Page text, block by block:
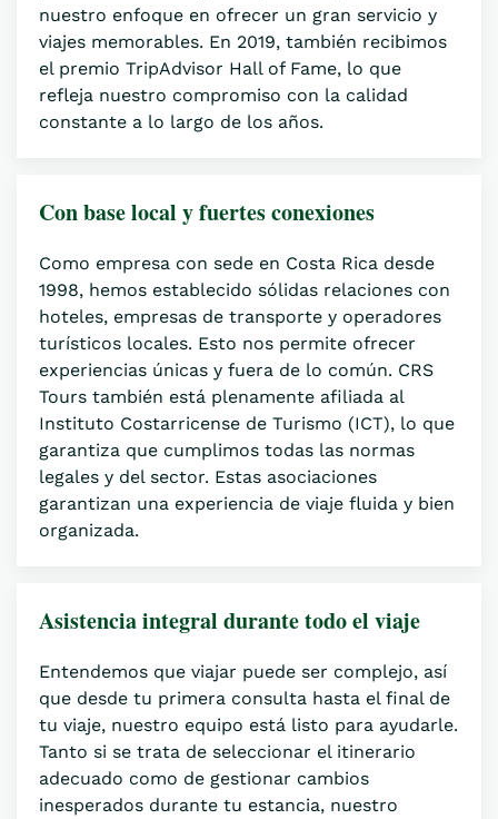
nuestro enfoque en ofrecer un gran servicio y
viajes memorables. En 2019, también recibimos
el premio TripAdvisor Hall of Fame, lo que
refleja nuestro compromiso con la calidad
constante a lo largo de los años.
Con base local y fuertes conexiones
Como empresa con sede en Costa Rica desde
1998, hemos establecido sólidas relaciones con
hoteles, empresas de transporte y operadores
turísticos locales. Esto nos permite ofrecer
experiencias únicas y fuera de lo común. CRS
Tours también está plenamente afiliada al
Instituto Costarricense de Turismo (ICT), lo que
garantiza que cumplimos todas las normas
legales y del sector. Estas asociaciones
garantizan una experiencia de viaje fluida y bien
organizada.
Asistencia integral durante todo el viaje
Entendemos que viajar puede ser complejo, así
que desde tu primera consulta hasta el final de
tu viaje, nuestro equipo está listo para ayudarle.
Tanto si se trata de seleccionar el itinerario
adecuado como de gestionar cambios
inesperados durante tu estancia, nuestro